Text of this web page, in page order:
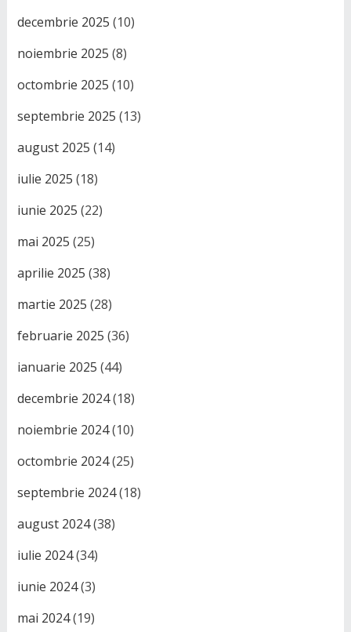
decembrie 2025 (10)
noiembrie 2025 (8)
octombrie 2025 (10)
septembrie 2025 (13)
august 2025 (14)
iulie 2025 (18)
iunie 2025 (22)
mai 2025 (25)
aprilie 2025 (38)
martie 2025 (28)
februarie 2025 (36)
ianuarie 2025 (44)
decembrie 2024(18)
noiembrie 2024(10)
octombrie 2024(25)
septembrie 2024(18)
august 2024(38)
iulie 2024(34)
iunie 2024(3)
mai 2024(19)